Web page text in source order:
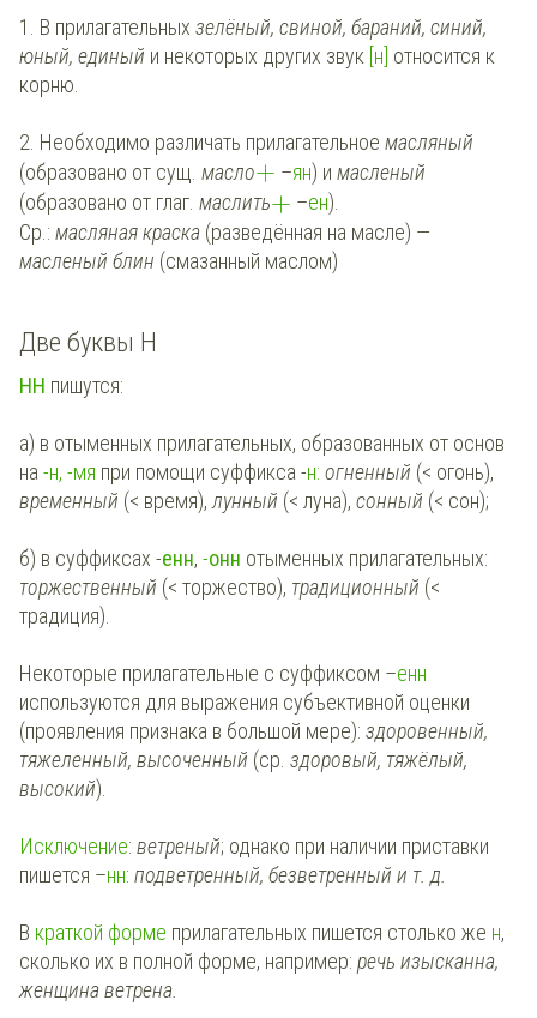
1. В прилагательных зелёный, свиной, бараний, синий,
юный, единый и некоторых других звук [н] относится к
корню.
2. Необходимо различать прилагательное масляный
(образовано от сущ. масло+ –ян) имасленый
(образовано от глаг. маслить+ –ен).
Ср.: масляная краска (разведённая на масле) —
масленый блин (смазанный маслом)
Две буквы Н
НН пишутся:
а) в отыменных прилагательных, образованных от основ
на -н, -мя при помощи суффикса -н: огненный (< огонь),
временный (< время), лунный (< луна), сонный (< сон);
б) в суффиксах -енн, -онн отыменных прилагательных:
торжественный (< торжество), традиционный (<
традиция).
Некоторые прилагательные с суффиксом –енн
используются для выражения субъективной оценки
(проявления признака в большой мере): здоровенный,
тяжеленный, высоченный (ср. здоровый, тяжёлый,
высокий).
Исключение: ветреный; однако при наличии приставки
пишется –нн: подветренный, безветренный и т. д.
В краткой форме прилагательных пишется столько же н,
сколько их в полной форме, например: речь изысканна,
женщина ветрена.